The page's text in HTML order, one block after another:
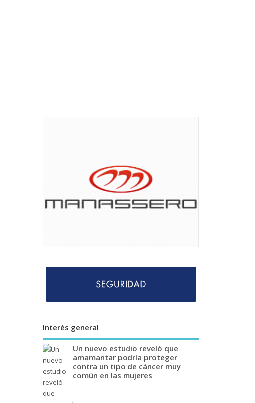
Interés general
Un nuevo estudio reveló que
amamantar podría proteger
contra un tipo de cáncer muy
común en las mujeres